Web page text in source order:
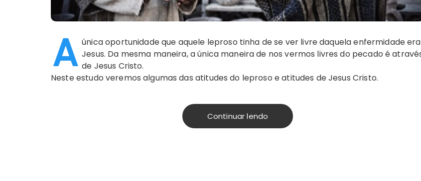
A única oportunidade que aquele leproso tinha de se ver livre daquela enfermidade era
Jesus. Da mesma maneira, a única maneira de nos vermos livres do pecado é
de Jesus Cristo.
Neste estudo veremos algumas das atitudes do leproso e atitudes de Jesus Cristo.
Continuar lendo